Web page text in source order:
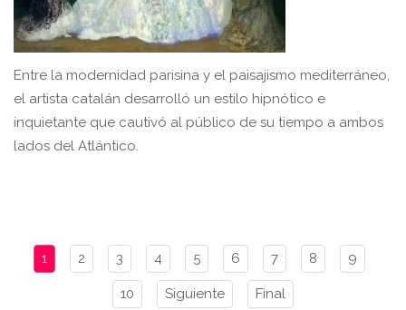
Entre la modernidad parisina y el paisajismo mediterráneo,
el artista catalán desarrolló un estilo hipnótico e
inquietante que cautivó al público de su tiempo a ambos
lados del Atlántico.
1 2 3 4 5 6 7 8 9
10 Siguiente Final